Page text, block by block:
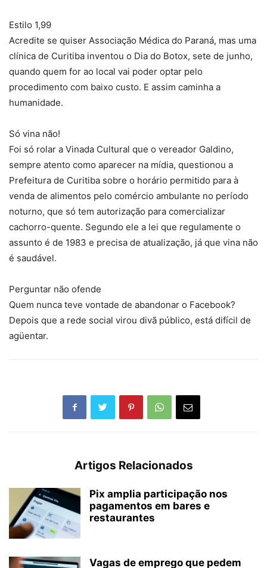
Estilo 1,99
Acredite se quiser Associação Médica do Paraná, mas uma
clínica de Curitiba inventou o Dia do Botox, sete de junho,
quando quem for ao local vai poder optar pelo
procedimento com baixo custo. E assim caminha a
humanidade.
Só vina não!
Foi só rolar a Vinada Cultural que o vereador Galdino,
sempre atento como aparecer na mídia, questionou a
Prefeitura de Curitiba sobre o horário permitido para à
venda de alimentos pelo comércio ambulante no período
noturno, que só tem autorização para comercializar
cachorro-quente. Segundo ele a lei que regulamente o
assunto é de 1983 e precisa de atualização, já que vina não
é saudável.
Perguntar não ofende
Quem nunca teve vontade de abandonar o Facebook?
Depois que a rede social virou divã público, está difícil de
agüentar.
Artigos Relacionados
Pix amplia participação nos
pagamentos em bares e
restaurantes
Vagas de emprego que pedem